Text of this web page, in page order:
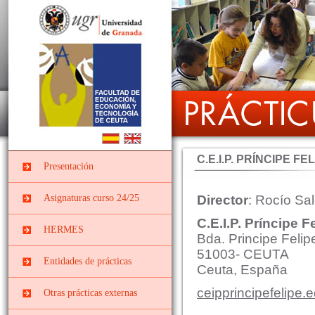
Presentación
Asignaturas curso 24/25
PRÁCTICUM I DEL
GRADO EN
EDUCACIÓN INFANTIL
PII-Grado Ed.Infantil[4º]
PRÁCTICUM I DEL
HERMES
Entidades de prácticas
Instituciones
socieducativas
Otras prácticas externas
C.E.I.P. PRÍNCIPE
Director: Rocío
C.E.I.P. Príncipe
Bda. Principe
51003- CEUTA
Ceuta, España